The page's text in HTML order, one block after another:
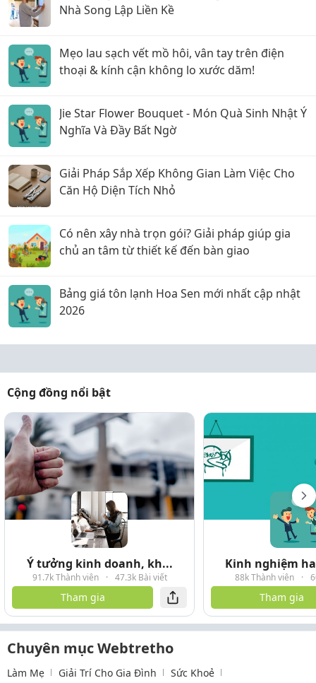
Nhà Song Lập Liền Kề
Mẹo lau sạch vết mồ hôi, vân tay trên điện
thoại & kính cận không lo xước dăm!
Jie Star Flower Bouquet - Món Quà Sinh Nhật Ý
Nghĩa Và Đầy Bất Ngờ
Giải Pháp Sắp Xếp Không Gian Làm Việc Cho
Căn Hộ Diện Tích Nhỏ
Có nên xây nhà trọn gói? Giải pháp giúp gia
chủ an tâm từ thiết kế đến bàn giao
Bảng giá tôn lạnh Hoa Sen mới nhất cập nhật
2026
Cộng đồng nổi bật
Ý tưởng kinh doanh, kh...
91.7k Thành viên · 47.3k Bài viết
Tham gia
Kinh nghiệm
88k Thành viên ·
Tham gia
Chuyên mục Webtretho
Làm Mẹ Giải Trí Cho Gia Đình Sức Khoẻ